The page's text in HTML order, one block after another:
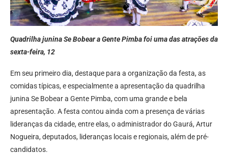
Quadrilha junina Se Bobear a Gente Pimba foi uma das atrações da
sexta-feira, 12
Em seu primeiro dia, destaque para a organização da festa, as
comidas típicas, e especialmente a apresentação da quadrilha
junina Se Bobear a Gente Pimba, com uma grande e bela
apresentação. A festa contou ainda com a presença de várias
lideranças da cidade, entre elas, o administrador do Gaurá, Artur
Nogueira, deputados, lideranças locais e regionais, além de pré-
candidatos.